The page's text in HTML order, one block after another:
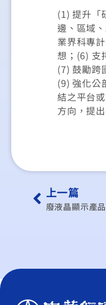
(1) 提升「
邊、區域
業界科專
想；(6) 支
(7) 鼓勵跨
(9) 強化公
結之平台
方向，提
上一篇
廢液晶顯示產